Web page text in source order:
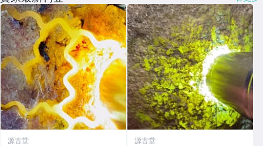
源古堂 源古堂